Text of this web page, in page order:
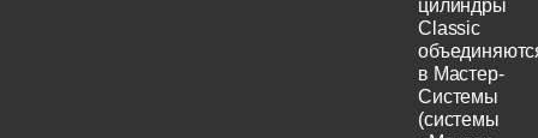
цилиндры
Classic
в Мастер-
Системы
(системы